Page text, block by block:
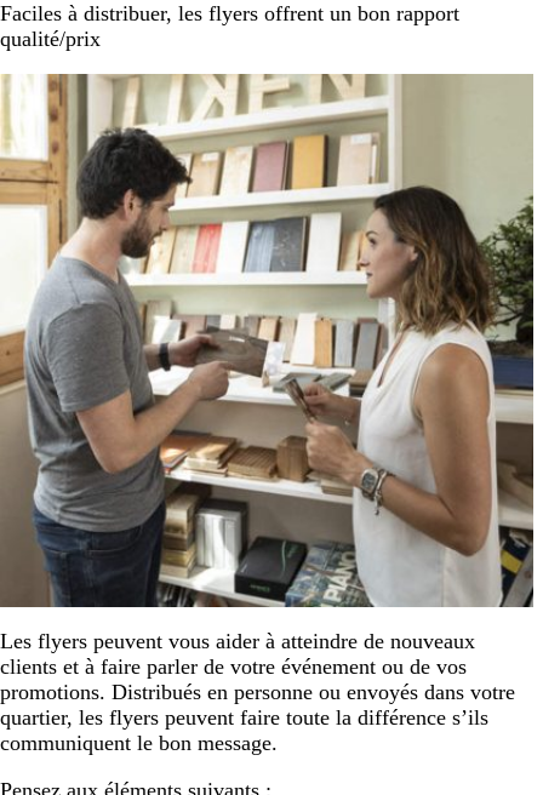
Faciles à distribuer, les flyers offrent un bon rapport
qualité/prix
Les flyers peuvent vous aider à atteindre de nouveaux
clients et à faire parler de votre événement ou de vos
promotions. Distribués en personne ou envoyés dans votre
quartier, les flyers peuvent faire toute la différence s’ils
communiquent le bon message.